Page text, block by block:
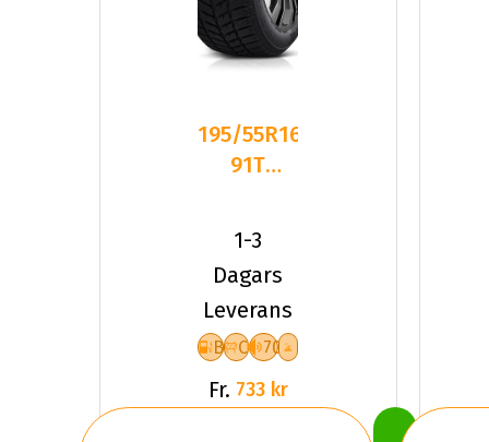
195/55R16
91T
SNOW-H
MSL01 XL
Fr
1-3
Dagars
Leverans
B C 70
Fr. 733 kr